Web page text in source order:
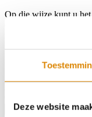
Deze website
Op die wijze kunt u het
0901LS RPN
Product bestellen